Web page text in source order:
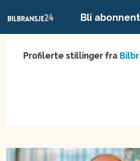
Bli abonnent
Profilerte stillinger fra